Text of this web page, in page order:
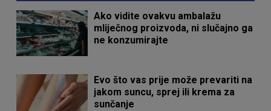
Ako vidite ovakvu ambalažu
mliječnog proizvoda, ni slučajno ga
ne konzumirajte
Evo što vas prije može prevariti na
jakom suncu, sprej ili krema za
sunčanje